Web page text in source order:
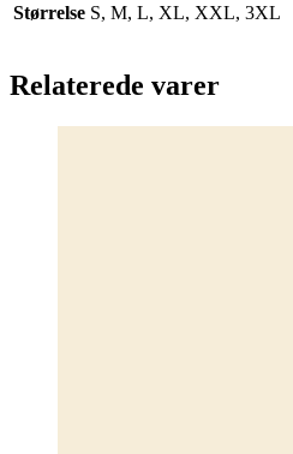
Størrelse S, M, L, XL, XXL, 3XL
Relaterede varer